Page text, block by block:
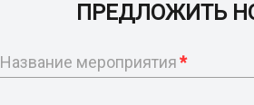
ПРЕДЛОЖИТЬ
Название мероприятия*